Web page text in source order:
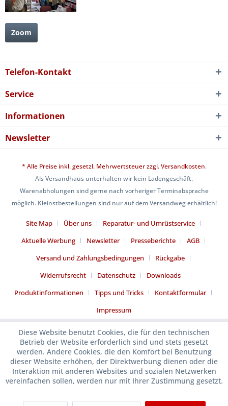
Zoom
Telefon-Kontakt
Service
Informationen
Newsletter
* Alle Preise inkl. gesetzl. Mehrwertsteuer zzgl.Versandkosten.
Als Versandhaus unterhalten wir kein Ladengeschäft.
Warenabholungen sind gerne nach vorheriger Terminabsprache
möglich. Kleinstbestellungen sind nur auf dem Versandweg erhältlich!
Site Map Über uns
Reparatur- und Umrüstservice
Aktuelle Werbung
Newsletter Presseberichte
AGB
Versand und Zahlungsbedingungen
Rückgabe
Widerrufsrecht
Datenschutz
Downloads
Produktinformationen
Tipps und Tricks
Kontaktformular
Impressum
Diese Website benutzt Cookies, die für den technischen
Betrieb der Website erforderlich sind und stets gesetzt
werden. Andere Cookies, die den Komfort bei Benutzung
dieser Website erhöhen, der Direktwerbung dienen oder die
Interaktion mit anderen Websites und sozialen Netzwerken
vereinfachen sollen, werden nur mit Ihrer Zustimmung gesetzt.